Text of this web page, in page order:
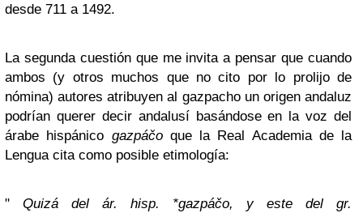
desde 711 a 1492.
La segunda cuestión que me invita a pensar que cuando
ambos (y otros muchos que no cito por lo prolijo de
nómina) autores atribuyen al gazpacho un origen andaluz
podrían querer decir andalusí basándose en la voz del
árabe hispánico gazpáčoque la Real Academia de la
Lengua cita como posible etimología:
" Quizá del ár. hisp. *gazpáčo, y este del gr.